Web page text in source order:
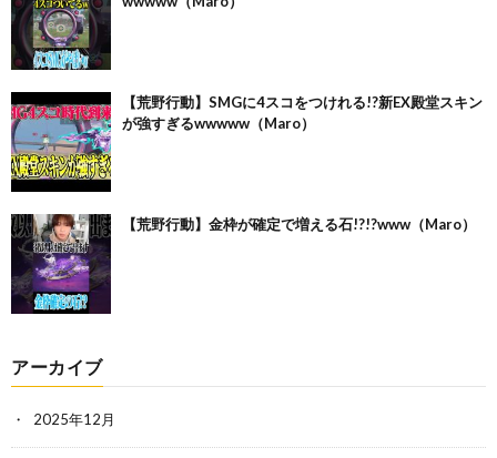
【荒野行動】SMGに4スコをつけれる!?新EX殿堂スキン
が強すぎるwwwww（Maro）
【荒野行動】金枠が確定で増える石!?!?www（Maro）
アーカイブ
2025年12月